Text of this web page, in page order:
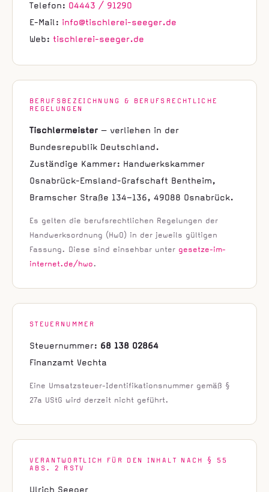
Telefon: 04443 / 91290
E-Mail: info@tischlerei-seeger.de
Web: tischlerei-seeger.de
BERUFSBEZEICHNUNG & BERUFSRECHTLICHE
REGELUNGEN
Tischlermeister — verliehen in der
Bundesrepublik Deutschland.
Zuständige Kammer: Handwerkskammer
Osnabrück-Emsland-Grafschaft Bentheim,
Bramscher Straße 134–136, 49088 Osnabrück.
Es gelten die berufsrechtlichen Regelungen der
Handwerksordnung (HwO) in der jeweils gültigen
Fassung. Diese sind einsehbar unter gesetze-im-
internet.de/hwo.
STEUERNUMMER
Steuernummer: 68 138 02864
Finanzamt Vechta
Eine Umsatzsteuer-Identifikationsnummer gemäß §
27a UStG wird derzeit nicht geführt.
VERANTWORTLICH FÜR DEN INHALT NACH § 55
ABS. 2 RSTV
Ulrich Seeger